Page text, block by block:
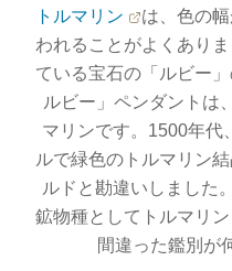
トルマリン
は、色の
われることがよくあり
ている宝石の「ルビー
ルビー」ペンダントは
マリンです。1500年代
ルで緑色のトルマリン
ルドと勘違いしました
鉱物種としてトルマリ
間違った鑑別が